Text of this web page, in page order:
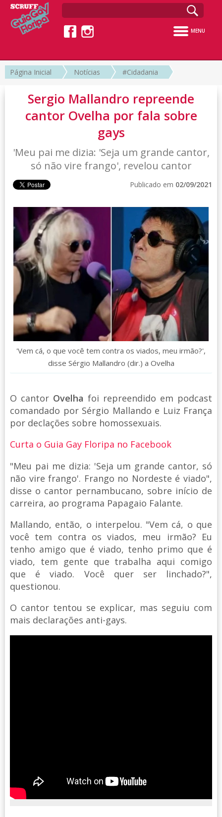
MENU
Página Inicial Notícias #Cidadania
Sergio Mallandro repreende
cantor Ovelha por fala sobre
gays
'Meu pai me dizia: 'Seja um grande cantor,
só não vire frango', revelou cantor
Publicado em 02/09/2021
'Vem cá, o que você tem contra os viados, meu irmão?',
disse Sérgio Mallandro (dir.) a Ovelha
O cantor Ovelha foi repreendido em podcast
comandado por Sérgio Mallando e Luiz França
por declações sobre homossexuais.
Curta o Guia Gay Floripa no Facebook
"Meu pai me dizia: 'Seja um grande cantor, só
não vire frango'. Frango no Nordeste é viado",
disse o cantor pernambucano, sobre início de
carreira, ao programa Papagaio Falante.
Mallando, então, o interpelou. "Vem cá, o que
você tem contra os viados, meu irmão? Eu
tenho amigo que é viado, tenho primo que é
viado, tem gente que trabalha aqui comigo
que é viado. Você quer ser linchado?",
questionou.
O cantor tentou se explicar, mas seguiu com
mais declarações anti-gays.